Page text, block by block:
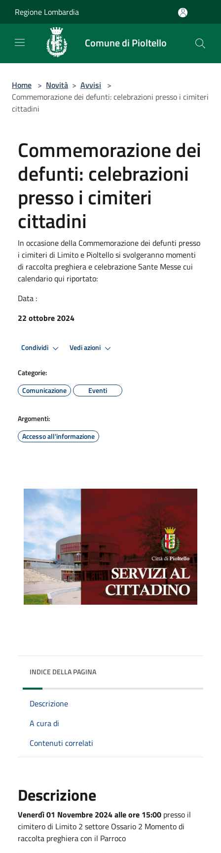
Regione Lombardia
Comune di Pioltello
Home > Novità > Avvisi >
Commemorazione dei defunti: celebrazioni presso i cimiteri
cittadini
Commemorazione dei
defunti: celebrazioni
presso i cimiteri
cittadini
In occasione della Commemorazione dei defunti presso
i cimiteri di Limito e Pioltello si svolgeranno momenti
di raccolta preghiera e celebrazione Sante Messe cui
calendario qui riportato:
Data :
22 ottobre 2024
Condividi Vedi azioni
Categorie:
Comunicazione
Eventi
Argomenti:
Accesso all'informazione
INDICE DELLA PAGINA
Descrizione
A cura di
Contenuti correlati
Descrizione
Venerdì 01 Novembre 2024 alle ore 15:00 presso il
cimitero di Limito 2 settore Ossario 2 Momento di
raccolta preghiera con il Parroco